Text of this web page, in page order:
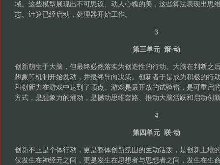
域。这些模型展现出不可思议、动人心魄的美，这些算法表现出思
志。计算已经启动，处理器开始工作。
3
第三单元 策·动
创新萌生于大脑，但最终必然落实为创造性的行动。大脑在判断之
想象等机制开始发动，并最终导向决策。创新者于是成为积极的行
和创新力在游戏中达到了顶点。游戏是最开放的试验错，是可重启
方式，是想象力的涌动，是撼动思维套路、推动大脑活跃和启动创
4
第四单元 联·动
创新不止是个体行动，更是整体创新氛围的生动活泼，是创新土壤
仅发生在神经元之间，更是发生在思想者与思想者之间，发生在生